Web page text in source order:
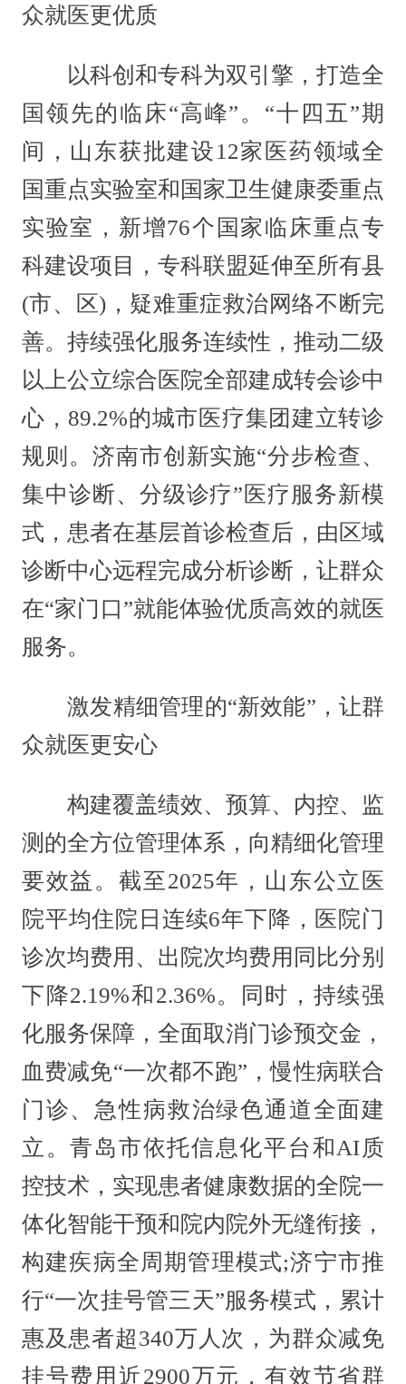
众就医更优质
以科创和专科为双引擎，打造全
国领先的临床“高峰”。“十四五”期
间，山东获批建设12家医药领域全
国重点实验室和国家卫生健康委重点
实验室，新增76个国家临床重点专
科建设项目，专科联盟延伸至所有县
(市、区)，疑难重症救治网络不断完
善。持续强化服务连续性，推动二级
以上公立综合医院全部建成转会诊中
心，89.2%的城市医疗集团建立转诊
规则。济南市创新实施“分步检查、
集中诊断、分级诊疗”医疗服务新模
式，患者在基层首诊检查后，由区域
诊断中心远程完成分析诊断，让群众
在“家门口”就能体验优质高效的就医
服务。
激发精细管理的“新效能”，让群
众就医更安心
构建覆盖绩效、预算、内控、监
测的全方位管理体系，向精细化管理
要效益。截至2025年，山东公立医
院平均住院日连续6年下降，医院门
诊次均费用、出院次均费用同比分别
下降2.19%和2.36%。同时，持续强
化服务保障，全面取消门诊预交金，
血费减免“一次都不跑”，慢性病联合
门诊、急性病救治绿色通道全面建
立。青岛市依托信息化平台和AI质
控技术，实现患者健康数据的全院一
体化智能干预和院内院外无缝衔接，
构建疾病全周期管理模式;济宁市推
行“一次挂号管三天”服务模式，累计
惠及患者超340万人次，为群众减免
挂号费用近2900万元，有效节省群